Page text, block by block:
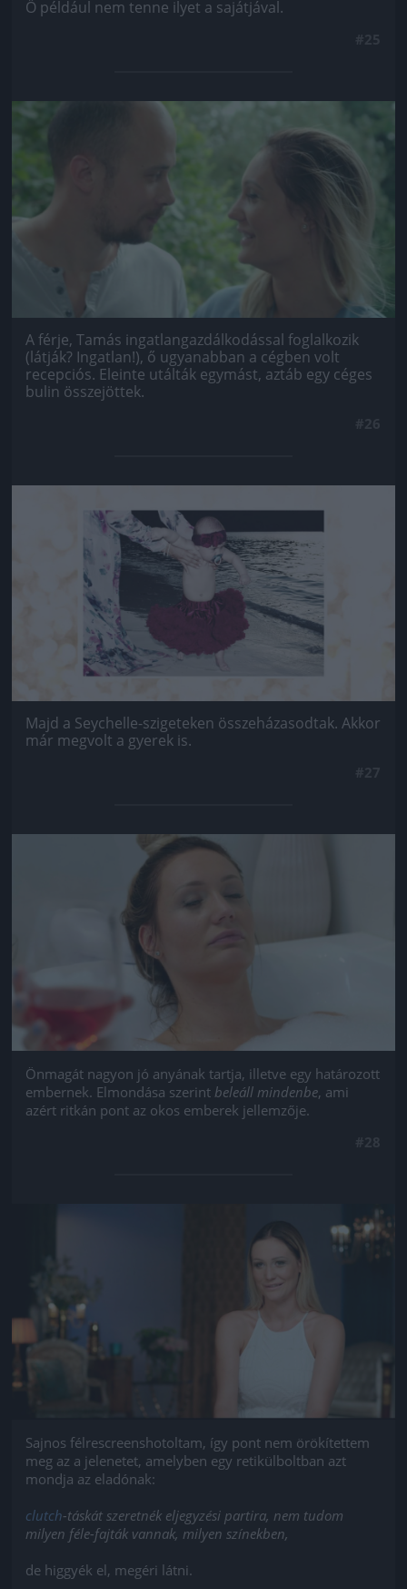
Ő például nem tenne ilyet a sajátjával.
Jön még kép!
A férje, Tamás ingatlangazdálkodással foglalkozik
(látják? Ingatlan!), ő ugyanabban a cégben volt
recepciós. Eleinte utálták egymást, aztáb egy céges
bulin összejöttek.
Jön még kép!
Majd a Seychelle-szigeteken összeházasodtak. Akkor
már megvolt a gyerek is.
Jön még kép!
Önmagát nagyon jó anyának tartja, illetve egy határozott
embernek. Elmondása szerint beleáll mindenbe, ami
azért ritkán pont az okos emberek jellemzője.
Sajnos félrescreenshotoltam, így pont nem örökítettem
meg az a jelenetet, amelyben egy retikülboltban azt
mondja az eladónak:
clutch-táskát szeretnék eljegyzési partira, nem tudom
milyen féle-fajták vannak, milyen színekben,
de higgyék el, megéri látni.